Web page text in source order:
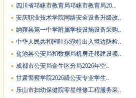
四川省邛崃市教育局邛崃市教育局20..
安庆职业技术学院网络安全设备升级改..
纳雍县第一中学附属学校设施设备采购..
中华人民共和国吐尔尕特出入境边防检..
盐池县公安局和数据局机房迁移建设项..
成都市公安局金牛区分局2026年空..
甘肃警察学院2026级公安专业学生..
乐山市妇幼保健院零星维修工程服务采..